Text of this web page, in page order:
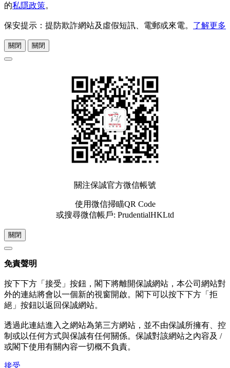
的私隱政策。
保安提示：提防欺詐網站及虛假短訊、電郵或來電。 了解更多
關閉 關閉
關注保誠官方微信帳號
使用微信掃瞄QR Code
或搜尋微信帳戶: PrudentialHKLtd
關閉
免責聲明
按下下方「接受」按鈕，閣下將離開保誠網站，本公司網站對
外的連結將會以一個新的視窗開啟。閣下可以按下下方「拒
絕」按鈕以返回保誠網站。
透過此連結進入之網站為第三方網站，並不由保誠所擁有、控
制或以任何方式與保誠有任何關係。保誠對該網站之內容及 /
或閣下使用有關內容一切概不負責。
接受